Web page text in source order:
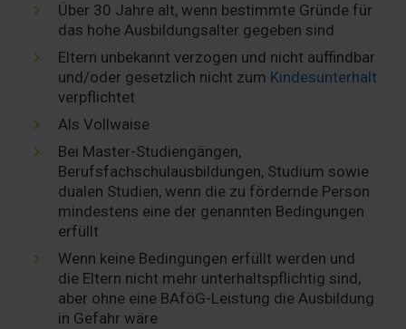
Über 30 Jahre alt, wenn bestimmte Gründe für
das hohe Ausbildungsalter gegeben sind
Eltern unbekannt verzogen und nicht auffindbar
und/oder gesetzlich nicht zum Kindesunterhalt
verpflichtet
Als Vollwaise
Bei Master-Studiengängen,
Berufsfachschulausbildungen, Studium sowie
dualen Studien, wenn die zu fördernde Person
mindestens eine der genannten Bedingungen
erfüllt
Wenn keine Bedingungen erfüllt werden und
die Eltern nicht mehr unterhaltspflichtig sind,
aber ohne eine BAföG-Leistung die Ausbildung
in Gefahr wäre